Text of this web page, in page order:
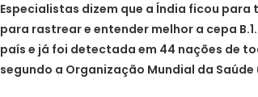
Especialistas dizem que a Índia ficou
para rastrear e entender melhor a cepa
país e já foi detectada em 44 nações de
segundo a Organização Mundial da Saúde